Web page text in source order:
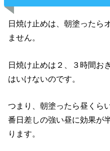
日焼け止めは、朝塗ったら
ません。
日焼け止めは２、３時間お
はいけないのです。
つまり、朝塗ったら昼くら
番日差しの強い昼に効果が
ります。